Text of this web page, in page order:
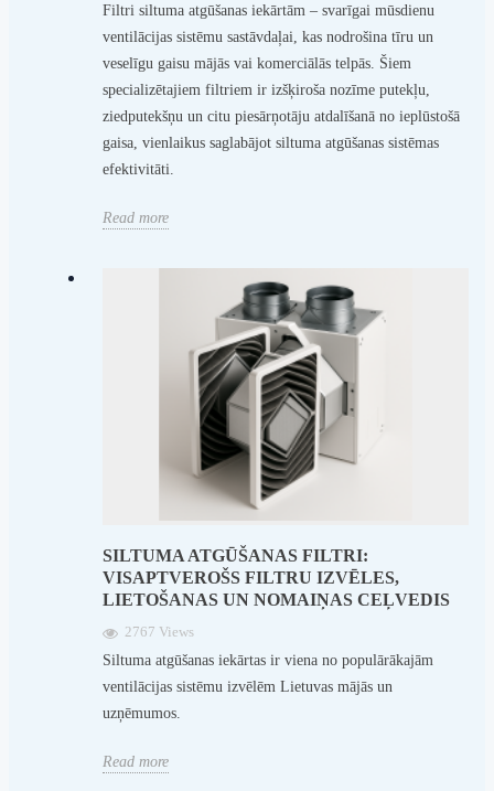
Filtri siltuma atgūšanas iekārtām – svarīgai mūsdienu
ventilācijas sistēmu sastāvdaļai, kas nodrošina tīru un
veselīgu gaisu mājās vai komerciālās telpās. Šiem
specializētajiem filtriem ir izšķiroša nozīme putekļu,
ziedputekšņu un citu piesārņotāju atdalīšanā no ieplūstošā
gaisa, vienlaikus saglabājot siltuma atgūšanas sistēmas
efektivitāti.
Read more
SILTUMA ATGŪŠANAS FILTRI:
VISAPTVEROŠS FILTRU IZVĒLES,
LIETOŠANAS UN NOMAIŅAS CEĻVEDIS
2767 Views
Siltuma atgūšanas iekārtas ir viena no populārākajām
ventilācijas sistēmu izvēlēm Lietuvas mājās un
uzņēmumos.
Read more